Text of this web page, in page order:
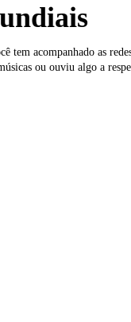
tem acompanhado as
ou ouviu algo a